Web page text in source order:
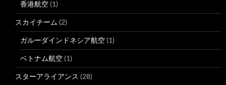
香港航空 (1)
スカイチーム (2)
ガルーダインドネシア航空 (1)
ベトナム航空 (1)
スターアライアンス (28)